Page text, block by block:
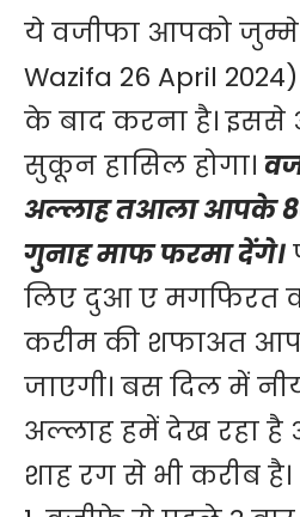
येवजीफा आपको जुम्मे
Wazifa 26 April
के बाद करना है। इससे
सुकून हासिल होगा।
अल्लाह तआला आपके
गुनाह माफ फरमा देंगे।
लिए दुआ ए मगफिरत
करीम की शफाअत आप
जाएगी। बस दिल में
अल्लाह हमें देख रहा है
शाह रग से भी करीब है।